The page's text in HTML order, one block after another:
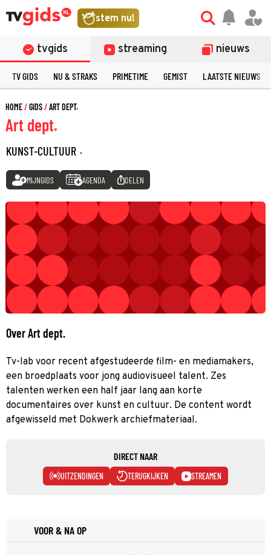
stem nu!
tvgids streaming nieuws
TV GIDS NU & STRAKS PRIMETIME GEMIST LAATSTE NIEUWS
HOME GIDS ART DEPT.
Art dept.
KUNST-CULTUUR ·
MIJNGIDS AGENDA DELEN
Over Art dept.
Tv-lab voor recent afgestudeerde film- en mediamakers,
een broedplaats voor jong audiovisueel talent. Zes
talenten werken een half jaar lang aan korte
documentaires over kunst en cultuur. De content wordt
afgewisseld met Dokwerk archiefmateriaal.
DIRECT NAAR
UITZENDINGEN TERUGKIJKEN STREAMEN
VOOR & NA OP